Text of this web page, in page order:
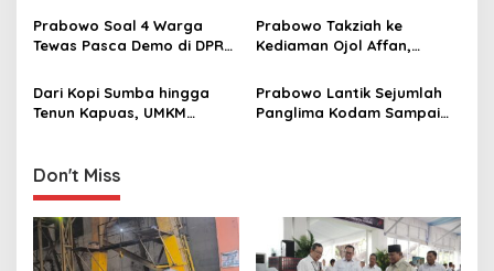
t
o
Indonesia 2027
Prabowo Soal 4 Warga
Tewas Pasca Demo di DPRD
Perusuh!
Prabowo Takziah ke
Kediaman Ojol Affan,
Tegakkan Keadilan
Dari Kopi Sumba hingga
Tenun Kapuas, UMKM
Prabowo Lantik Sejumlah
Panglima Kodam Sampai
Don't Miss